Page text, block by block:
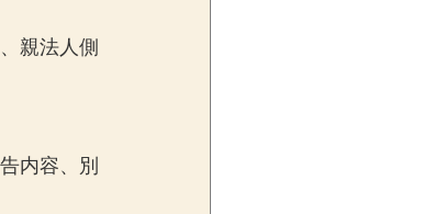
親法人側
内容、別